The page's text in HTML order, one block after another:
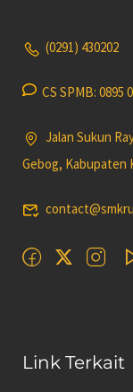
(0291) 430202
CS SPMB: 0895
Jalan Sukun
Gebog, Kabupaten
Link Terkait